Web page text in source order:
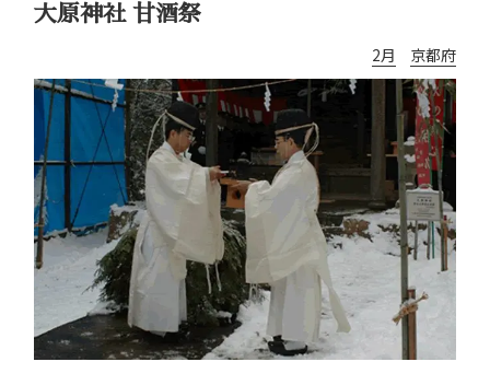
大原神社 甘酒祭
2月 京都府